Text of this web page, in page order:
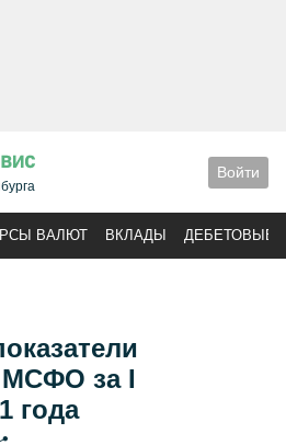
Войти
ВАЛЮТ ВКЛАДЫ ДЕБЕТОВЫЕ
за I
года